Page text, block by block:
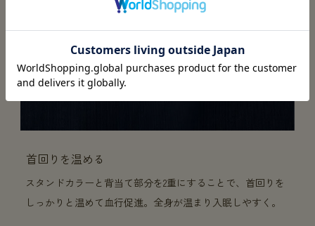
首回りを温める
スタンドカラーと背当て部分を2重にすることで、首回りを
しっかりと温めて血行促進。全身が温まり入眠しやすく。